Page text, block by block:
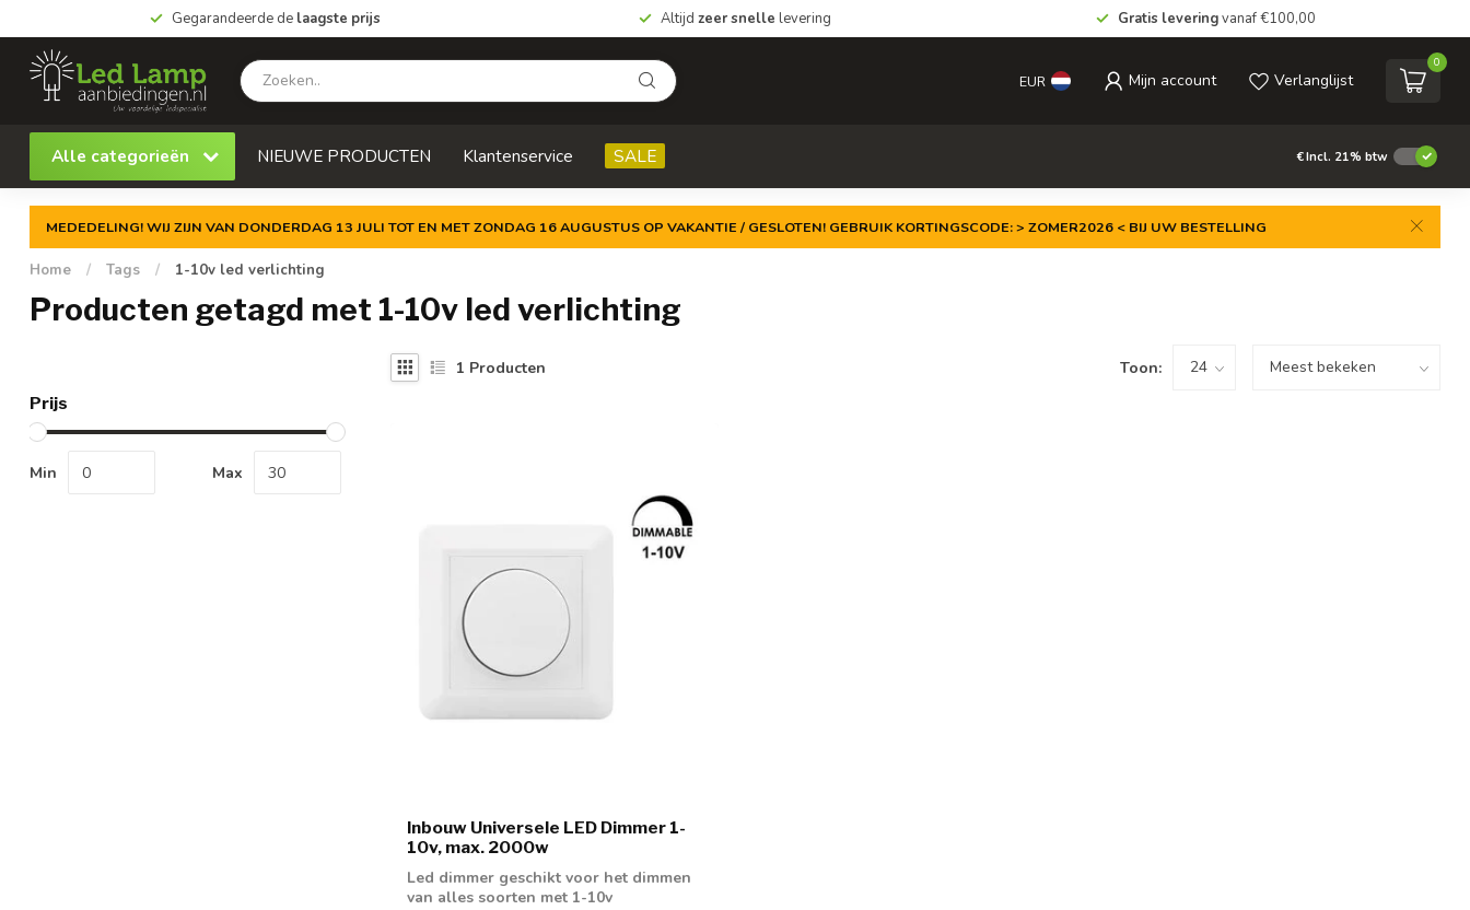
Gegarandeerde de laagste prijs Altijd zeer snelle levering Gratis leveringvanaf €100,00
EUR Mijn account Verlanglijst
0
Alle categorieën NIEUWE PRODUCTEN Klantenservice SALE €Incl. 21% btw
MEDEDELING! WIJ ZIJN VAN DONDERDAG 13 JULI TOT EN MET ZONDAG 16 AUGUSTUS OP VAKANTIE / GESLOTEN! GEBRUIK KORTINGSCODE: > ZOMER2026 < BIJ UW BESTELLING
Home / Tags / 1-10v led verlichting
Producten getagd met 1-10v led verlichting
Prijs
Min Max
1 Producten Toon:
Inbouw Universele LED Dimmer 1-
10v, max. 2000w
Led dimmer geschikt voor het dimmen
van alles soorten met 1-10v